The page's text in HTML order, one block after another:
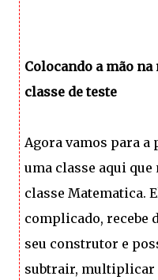
Colocando a mão
classe de teste
Agora vamos para
uma classe aqui que
classe Matematica.
complicado, recebe
seu construtor e
subtrair, multiplicar